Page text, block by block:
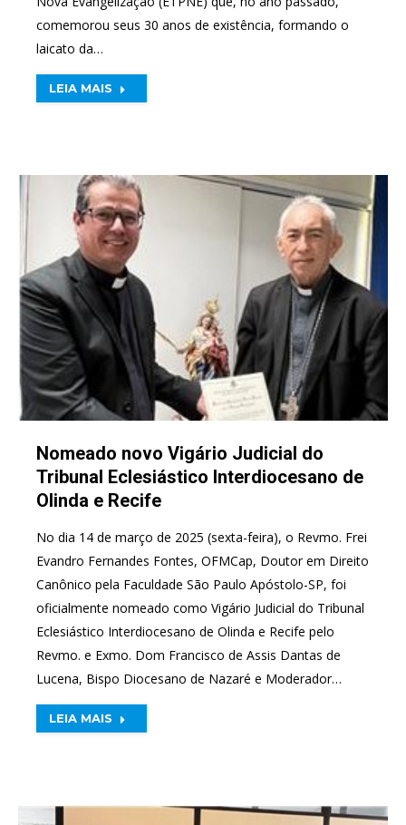
comemorou seus 30 anos de existência, formando o
laicato da…
LEIA MAIS
Nomeado novo Vigário Judicial do
Tribunal Eclesiástico Interdiocesano de
Olinda e Recife
No dia 14 de março de 2025 (sexta-feira), o Revmo. Frei
Evandro Fernandes Fontes, OFMCap, Doutor em Direito
Canônico pela Faculdade São Paulo Apóstolo-SP, foi
oficialmente nomeado como Vigário Judicial do Tribunal
Eclesiástico Interdiocesano de Olinda e Recife pelo
Revmo. e Exmo. Dom Francisco de Assis Dantas de
Lucena, Bispo Diocesano de Nazaré e Moderador…
LEIA MAIS